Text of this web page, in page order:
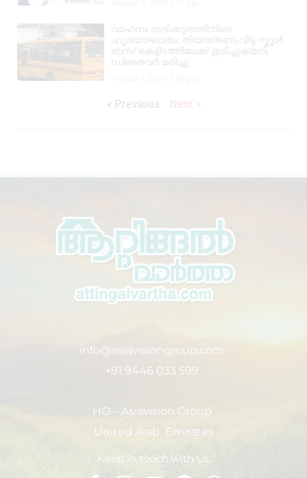
വാഹനം ഓടിക്കുന്നതിനിടെ
ഹൃദയാഘാതം; നിയന്ത്രണംവിട്ട സ്കൂൾ
ബസ് കെട്ടിടത്തിലേക്ക് ഇടിച്ചുകയറി,
ഡ്രൈവർ മരിച്ചു
« Previous Next »
info@asiavisiongroup.com
+91 9446 033 599
HO – Asiavision Group
United Arab Emirates
Keep in touch with us.